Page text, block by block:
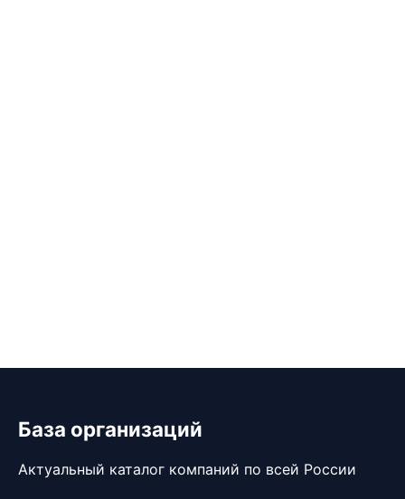
База организаций
Актуальный каталог компаний по всей России